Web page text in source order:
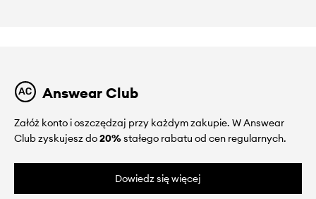
Answear Club
Załóż konto i oszczędzaj przy każdym zakupie. W Answear
Club zyskujesz do20%stałego rabatu od cen regularnych.
Dowiedz się więcej